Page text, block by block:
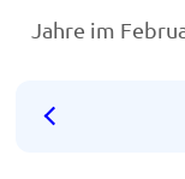
Jahre im